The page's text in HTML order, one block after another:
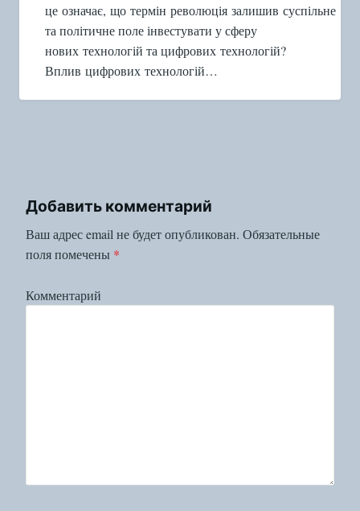
це означає, що термін революція залишив суспільне
та політичне поле інвестувати у сферу
нових технологій та цифрових технологій?
Вплив цифрових технологій…
Добавить комментарий
Ваш адрес email не будет опубликован. Обязательные
поля помечены *
Комментарий